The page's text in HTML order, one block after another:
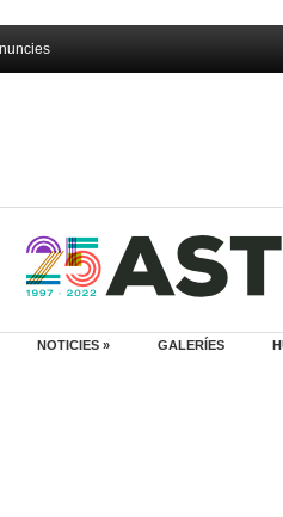
NOTICIES » GALERÍES